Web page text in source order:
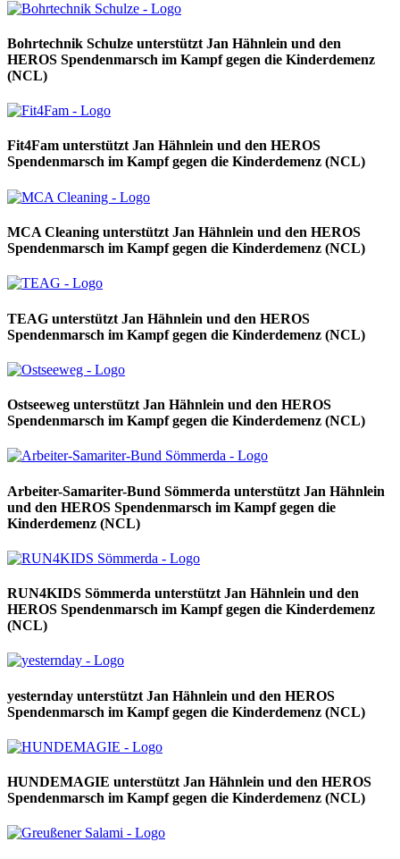
Bohrtechnik Schulze unterstützt Jan Hähnlein und den
HEROS Spendenmarsch im Kampf gegen die Kinderdemenz
(NCL)
Fit4Fam unterstützt Jan Hähnlein und den HEROS
Spendenmarsch im Kampf gegen die Kinderdemenz (NCL)
MCA Cleaning unterstützt Jan Hähnlein und den HEROS
Spendenmarsch im Kampf gegen die Kinderdemenz (NCL)
TEAG unterstützt Jan Hähnlein und den HEROS
Spendenmarsch im Kampf gegen die Kinderdemenz (NCL)
Ostseeweg unterstützt Jan Hähnlein und den HEROS
Spendenmarsch im Kampf gegen die Kinderdemenz (NCL)
Arbeiter-Samariter-Bund Sömmerda unterstützt Jan Hähnlein
und den HEROS Spendenmarsch im Kampf gegen die
Kinderdemenz (NCL)
RUN4KIDS Sömmerda unterstützt Jan Hähnlein und den
HEROS Spendenmarsch im Kampf gegen die Kinderdemenz
(NCL)
yesternday unterstützt Jan Hähnlein und den HEROS
Spendenmarsch im Kampf gegen die Kinderdemenz (NCL)
HUNDEMAGIE unterstützt Jan Hähnlein und den HEROS
Spendenmarsch im Kampf gegen die Kinderdemenz (NCL)